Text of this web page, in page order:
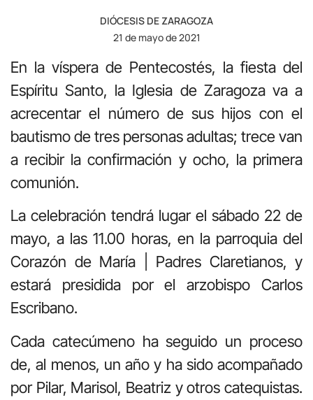
DIÓCESIS DE ZARAGOZA
21 de mayo de 2021
En la víspera de Pentecostés, la fiesta del
Espíritu Santo, la Iglesia de Zaragoza va a
acrecentar el número de sus hijos con el
bautismo de tres personas adultas; trece van
a recibir la confirmación y ocho, la primera
comunión.
La celebración tendrá lugar el sábado 22 de
mayo, a las 11.00 horas, en la parroquia del
Corazón de María | Padres Claretianos, y
estará presidida por el arzobispo Carlos
Escribano.
Cada catecúmeno ha seguido un proceso
de, al menos, un año y ha sido acompañado
por Pilar, Marisol, Beatriz y otros catequistas.